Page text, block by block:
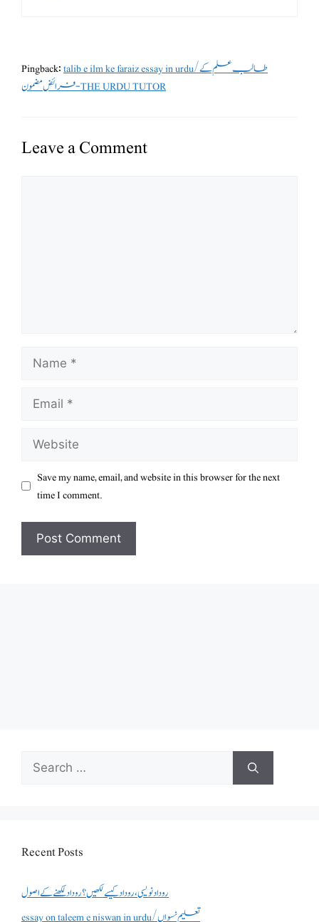
Pingback:talib e ilm ke faraiz essay in urdu/طالب علم کے
فرائض مضمون - THE URDU TUTOR
Leave a Comment
Name
Email
Website
Save my name, email, and website in this browser for the next
time I comment.
Search
for:
Recent Posts
روداد نویسی ،روداد کیسے لکھیں؟ روداد لکھنے کے اصول
essay on taleem e niswan in urdu/تعلیم نسواں